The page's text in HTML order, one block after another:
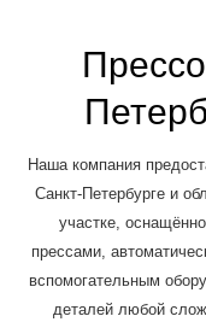
Наша компания
Санкт-Петербурге и
участке,
прессами,
вспомогательным
деталей любой